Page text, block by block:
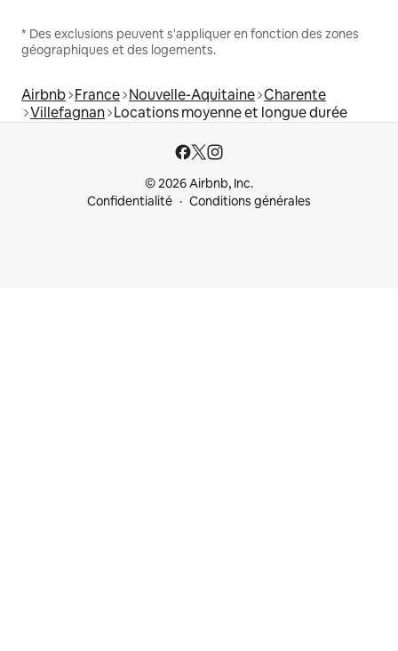
* Des exclusions peuvent s'appliquer en fonction des zones
géographiques et des logements.
Airbnb France Nouvelle-Aquitaine Charente
Villefagnan Locations moyenne et longue durée
© 2026 Airbnb, Inc.
Confidentialité
Conditions générales